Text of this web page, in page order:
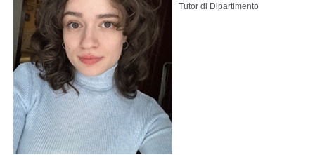
Tutor di Dipartimento